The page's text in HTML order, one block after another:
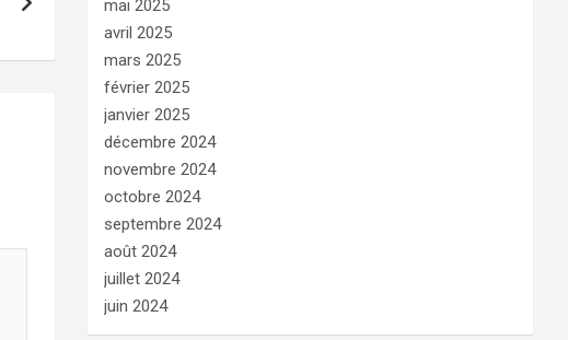
mai 2025
avril 2025
mars 2025
février 2025
janvier 2025
décembre 2024
novembre 2024
octobre 2024
septembre 2024
août 2024
juillet 2024
juin 2024